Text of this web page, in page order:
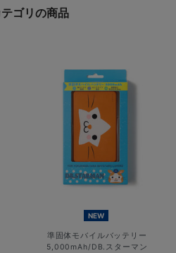
ゴリの商品
NEW
準固体モバイルバッテリー
5,000mAh/DB.スターマン